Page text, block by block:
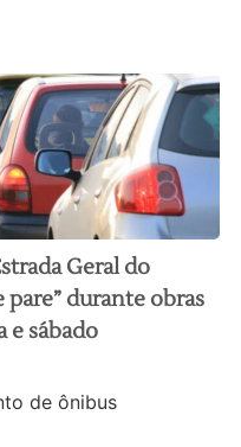
Geral do
pare” durante obras
e sábado